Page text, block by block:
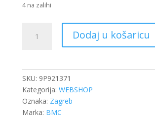
4 na zalihi
VISKOG
Dodaj u košaricu
SKU: 9P921371
Kategorija: WEBSHOP
Oznaka: Zagreb
Marka: BMC